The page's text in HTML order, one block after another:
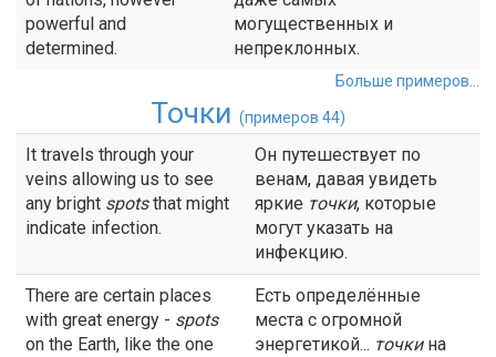
powerful and
determined.
могущественных и
непреклонных.
Больше примеров...
Точки (примеров 44)
It travels through your
veins allowing us to see
any bright spotsthat might
indicate infection.
Он путешествует по
венам, давая увидеть
яркие точки, которые
могут указать на
инфекцию.
There are certain places
with great energy - spots
on the Earth, like the one
Есть определённые
места с огромной
энергетикой... точкина